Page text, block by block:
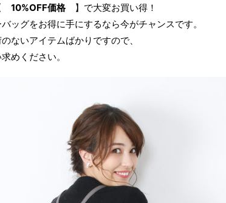
10%OFF価格】で大変お買い得！
ッグをお得に手にするなら今がチャンスです。
ないアイテムばかりですので、
めください。